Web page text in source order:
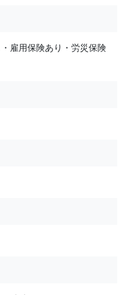
雇用保険あり・労災保険